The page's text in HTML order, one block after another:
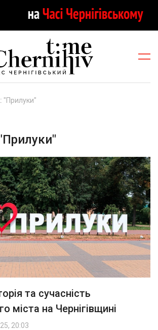
"Прилуки"
та сучасність
міста на Чернігівщині
20:03